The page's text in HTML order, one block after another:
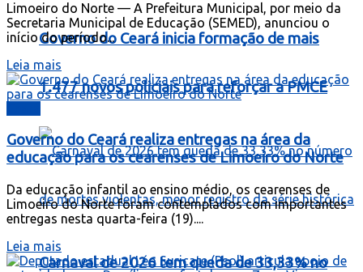
Governo do Ceará inicia formação de mais
1.477 novos policiais para reforçar a PMCE
Carnaval de 2026 tem queda de 33,33% no
Limoeiro do Norte — A Prefeitura Municipal, por meio da
Secretaria Municipal de Educação (SEMED), anunciou o
início do período...
Leia mais
Governo do Ceará realiza entregas na área da
educação para os cearenses de Limoeiro do Norte
Da educação infantil ao ensino médio, os cearenses de
Limoeiro do Norte foram contemplados com importantes
entregas nesta quarta-feira (19)....
Leia mais